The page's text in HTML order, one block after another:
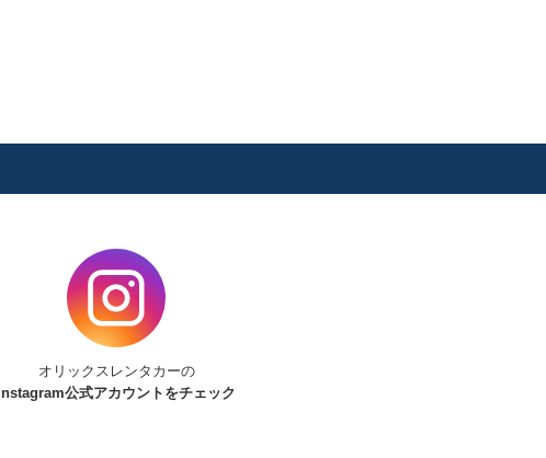
オリックスレンタカーの
Instagram公式アカウントをチェック